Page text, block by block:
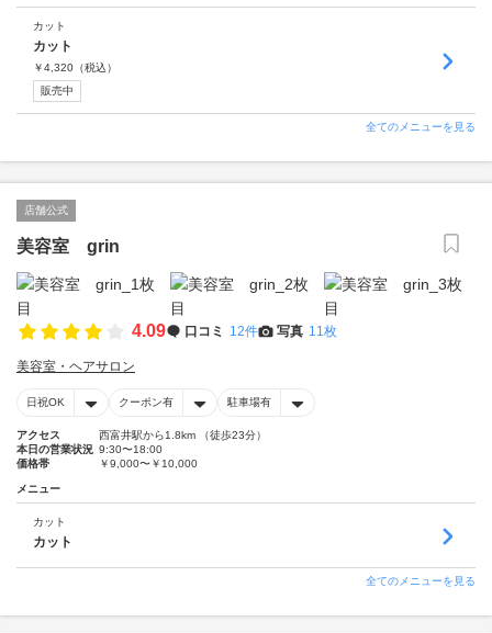
カット
カット
￥4,320 （税込）
販売中
全てのメニューを見る
店舗公式
美容室 grin
4.09 口コミ 12件 写真 11枚
美容室・ヘアサロン
日祝OK クーポン有 駐車場有
アクセス
西富井駅から1.8km （徒歩23分）
本日の営業状況 9:30〜18:00
価格帯
￥9,000〜￥10,000
メニュー
カット
カット
全てのメニューを見る